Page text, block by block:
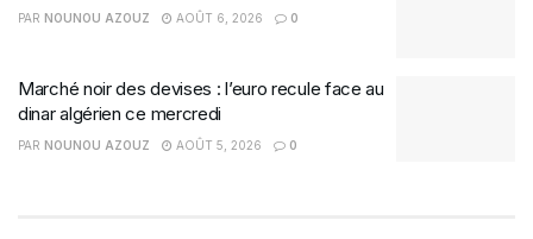
PAR NOUNOU AZOUZ AOÛT 6, 2026 0
Marché noir des devises : l’euro recule face au
dinar algérien ce mercredi
PAR NOUNOU AZOUZ AOÛT 5, 2026 0